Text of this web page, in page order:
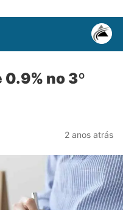
0.9% no 3º
2 anos atrás